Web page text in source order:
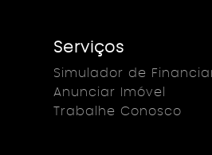
Serviços
Simulador de
Anunciar Imóvel
Trabalhe Conosco